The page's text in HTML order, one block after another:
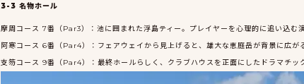
3-3 名物ホール
摩周コース 7番（Par3）：池に囲まれた浮島ティー。プレイヤーを心理的に追い込む
阿寒コース 6番（Par4）：フェアウェイから見上げると、雄大な恵庭岳が背景に広が
支笏コース 9番（Par4）：最終ホールらしく、クラブハウスを正面にしたドラマチッ